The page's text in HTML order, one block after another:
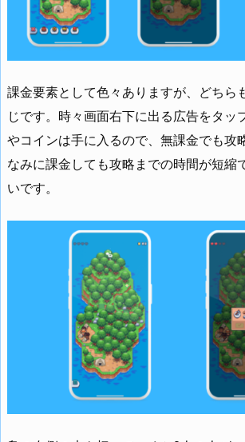
課金要素として色々ありますが、どちら
じです。時々画面右下に出る広告をタッ
やコインは手に入るので、無課金でも攻
なみに課金しても攻略までの時間が短縮
いです。